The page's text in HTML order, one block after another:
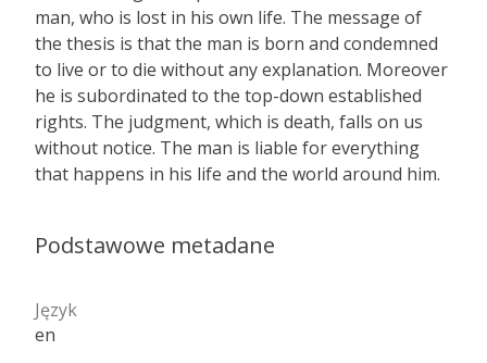
man, who is lost in his own life. The message of
the thesis is that the man is born and condemned
to live or to die without any explanation. Moreover
he is subordinated to the top-down established
rights. The judgment, which is death, falls on us
without notice. The man is liable for everything
that happens in his life and the world around him.
Podstawowe metadane
Język
en